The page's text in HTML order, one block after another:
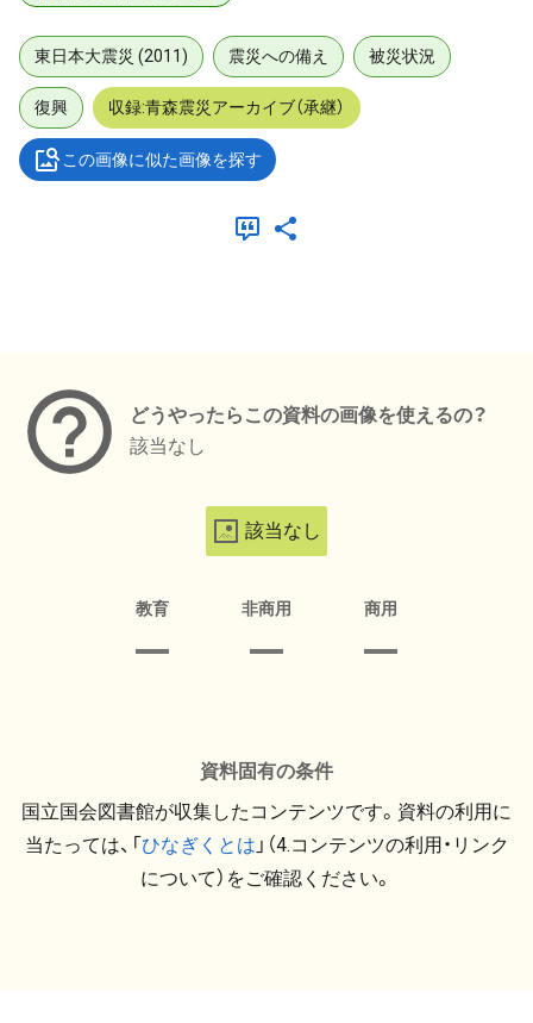
東日本大震災 (2011) 震災への備え 被災状況
復興 収録:青森震災アーカイブ（承継）
この画像に似た画像を探す
どうやったらこの資料の画像を使えるの？
該当なし
該当なし
教育 非商用 商用
資料固有の条件
国立国会図書館が収集したコンテンツです。資料の利用に
当たっては、「ひなぎくとは 」（4.コンテンツの利用・リンク
について）をご確認ください。